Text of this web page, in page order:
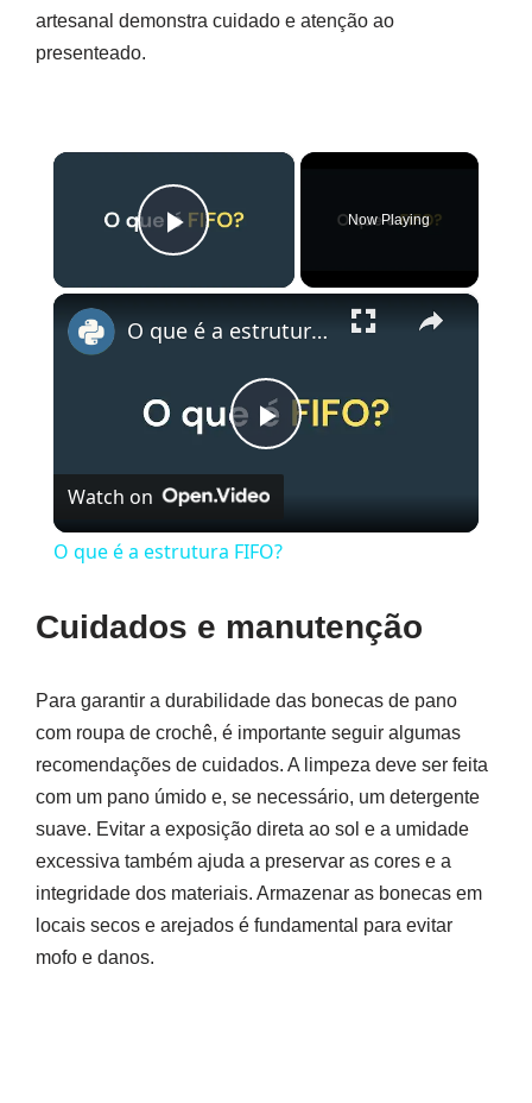
artesanal demonstra cuidado e atenção ao
presenteado.
×
Play Video
Now Playing
×
Play
Video
O que é a estrutura FIFO?
Watch on
O que é a estrutura FIFO?
Cuidados e manutenção
Para garantir a durabilidade das bonecas de pano
com roupa de crochê, é importante seguir algumas
recomendações de cuidados. A limpeza deve ser feita
com um pano úmido e, se necessário, um detergente
suave. Evitar a exposição direta ao sol e a umidade
excessiva também ajuda a preservar as cores e a
integridade dos materiais. Armazenar as bonecas em
locais secos e arejados é fundamental para evitar
mofo e danos.